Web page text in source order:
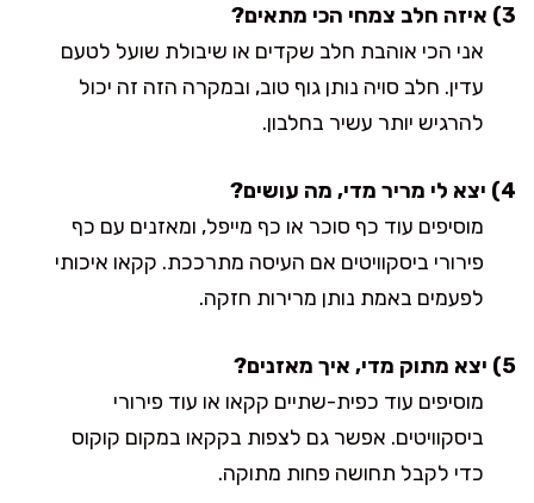
3) איזה חלב צמחי הכי מתאים?
אני הכי אוהבת חלב שקדים או שיבולת שועל לטעם
עדין. חלב סויה נותן גוף טוב, ובמקרה הזה זה יכול
להרגיש יותר עשיר בחלבון.
4) יצא לי מריר מדי, מה עושים?
מוסיפים עוד כף סוכר או כף מייפל, ומאזנים עם כף
פירורי ביסקוויטים אם העיסה מתרככת. קקאו איכותי
לפעמים באמת נותן מרירות חזקה.
5) יצא מתוק מדי, איך מאזנים?
מוסיפים עוד כפית-שתיים קקאו או עוד פירורי
ביסקוויטים. אפשר גם לצפות בקקאו במקום קוקוס
כדי לקבל תחושה פחות מתוקה.